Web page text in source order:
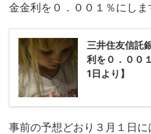
金金利を０．００１％にしま
三井住友信託
利を０．００
1日より】
事前の予想どおり３月１日